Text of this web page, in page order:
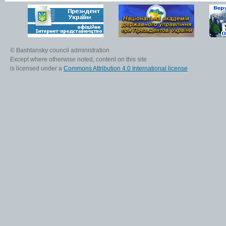
© Bashtansky council administration
Except where otherwise noted, content on this site
is licensed under a Commons Attribution 4.0 International license